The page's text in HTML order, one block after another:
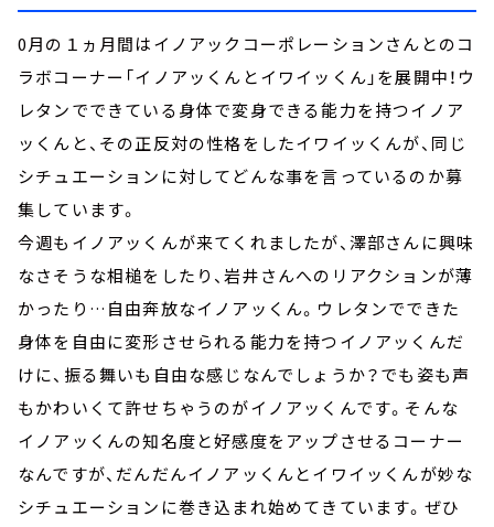
0月の１ヵ月間はイノアックコーポレーションさんとのコ
ラボコーナー「イノアッくんとイワイッくん」を展開中！ウ
レタンでできている身体で変身できる能力を持つイノア
ッくんと、その正反対の性格をしたイワイッくんが、同じ
シチュエーションに対してどんな事を言っているのか募
集しています。
今週もイノアッくんが来てくれましたが、澤部さんに興味
なさそうな相槌をしたり、岩井さんへのリアクションが薄
かったり…自由奔放なイノアッくん。ウレタンでできた
身体を自由に変形させられる能力を持つイノアッくんだ
けに、振る舞いも自由な感じなんでしょうか？でも姿も声
もかわいくて許せちゃうのがイノアッくんです。そんな
イノアッくんの知名度と好感度をアップさせるコーナー
なんですが、だんだんイノアッくんとイワイッくんが妙な
シチュエーションに巻き込まれ始めてきています。ぜひ